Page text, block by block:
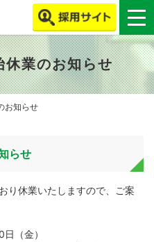
業のお知らせ
方改革をしよう！
不足やミスマッチを解消します！
お知らせ
らせ
り休業いたしますので、ご案
（金）